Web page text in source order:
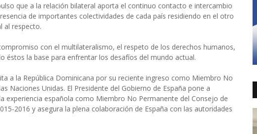
que a la relación bilateral aporta el continuo contacto e intercambio
de importantes colectividades de cada país residiendo en el otro
al respecto.
con el multilateralismo, el respeto de los derechos humanos,
éstos la base para enfrentar los desafíos del mundo actual.
a la República Dominicana por su reciente ingreso como Miembro No
Naciones Unidas. El Presidente del Gobierno de España pone a
experiencia española como Miembro No Permanente del Consejo de
2016 y asegura la plena colaboración de España con las autoridades